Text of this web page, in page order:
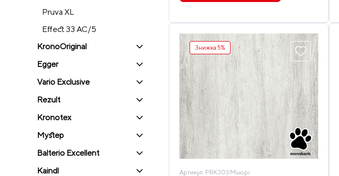
Pruva XL
Effect 33 AC/5
KronoOriginal
Egger
Vario Exclusive
Rezult
Kronotex
Mystep
Balterio Excellent
Kaindl
Знижка 5%
Артикул: PRK303 Мінорі